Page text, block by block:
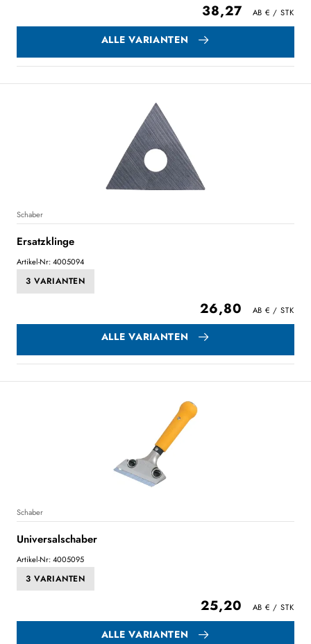
38,27
ALLE VARIANTEN
Schaber
Ersatzklinge
Artikel-Nr: 4005094
3 VARIANTEN
26,80
ALLE VARIANTEN
Schaber
Universalschaber
Artikel-Nr: 4005095
3 VARIANTEN
25,20
ALLE VARIANTEN